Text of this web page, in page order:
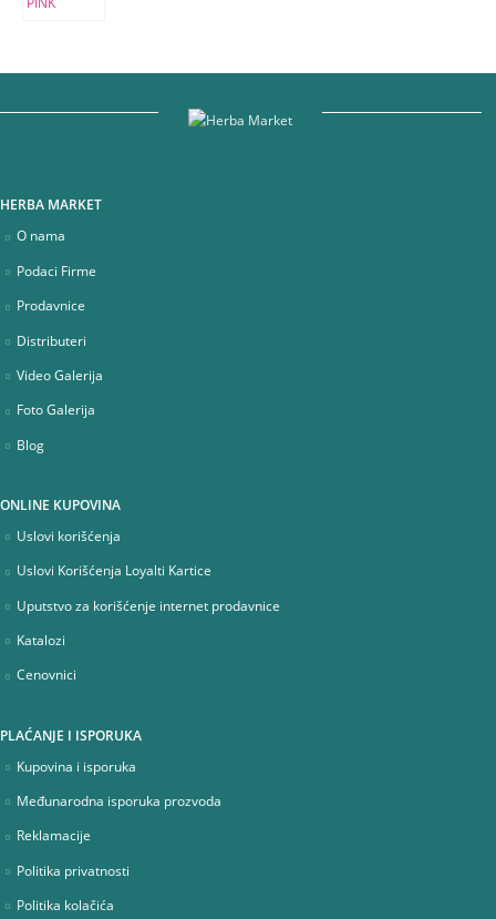
HERBA MARKET
O nama
Podaci Firme
Prodavnice
Distributeri
Video Galerija
Foto Galerija
Blog
ONLINE KUPOVINA
Uslovi korišćenja
Uslovi Korišćenja Loyalti Kartice
Uputstvo za korišćenje internet prodavnice
Katalozi
Cenovnici
PLAĆANJE I ISPORUKA
Kupovina i isporuka
Međunarodna isporuka prozvoda
Reklamacije
Politika privatnosti
Politika kolačića